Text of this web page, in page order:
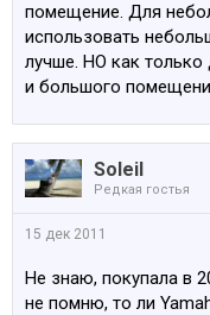
дело
отнёс в сервис на
до сих пор
помещение. Для
использовать
лучше. НО как
и большого
Soleil
Редкая гостья
15 дек 2011
Не знаю, покупала в
не помню, то ли